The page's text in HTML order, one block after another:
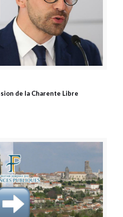
de la Charente Libre